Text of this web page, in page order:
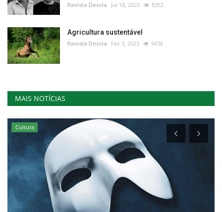
Revista Descla Jul 18, 2023 8352
Agricultura sustentável
Revista Descla Fev 3, 2023 9436
MAIS NOTÍCIAS
Cultura